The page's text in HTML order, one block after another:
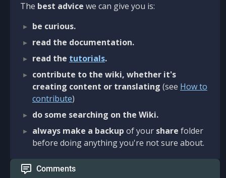
The best advice we can give you is:
be curious.
read the documentation.
read the tutorials.
contribute to the wiki, whether it's
creating content or translating (see How to
contribute)
do some searching on the Wiki.
always make a backup of your share folder
before doing anything you're not sure about.
Comments